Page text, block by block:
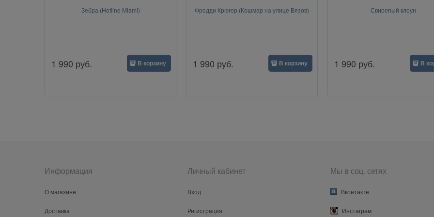
Зебра (Hotline Miami)
1 990 руб. В корзину
Фредди Крюгер (Кошмар на улице Вязов)
1 990 руб. В корзину
Свирепый клоун
1 990 руб. В
Информация
О магазине
Доставка
Личный кабинет
Вход
Регистрация
Мы в соц. сетях
Вконтакте
Инстаграм